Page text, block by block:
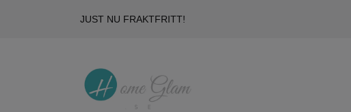
JUST NU FRAKTFRITT!